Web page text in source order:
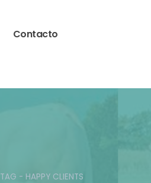
Contacto
TAG - HAPPY CLIENTS